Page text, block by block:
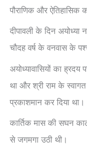
पौराणिक और ऐतिहासिक
दीपावली के दिन अयोध्या
चौदह वर्ष के वनवास के
अयोध्यावासियों का
था और श्री राम के
प्रकाशमान कर दिया था।
कार्तिक मास की सघन
से जगमगा उठी थी।